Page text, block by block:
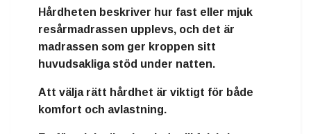
Hårdheten beskriver hur fast eller mjuk
resårmadrassen upplevs, och det är
madrassen som ger kroppen sitt
huvudsakliga stöd under natten.
Att välja rätt hårdhet är viktigt för både
komfort och avlastning.